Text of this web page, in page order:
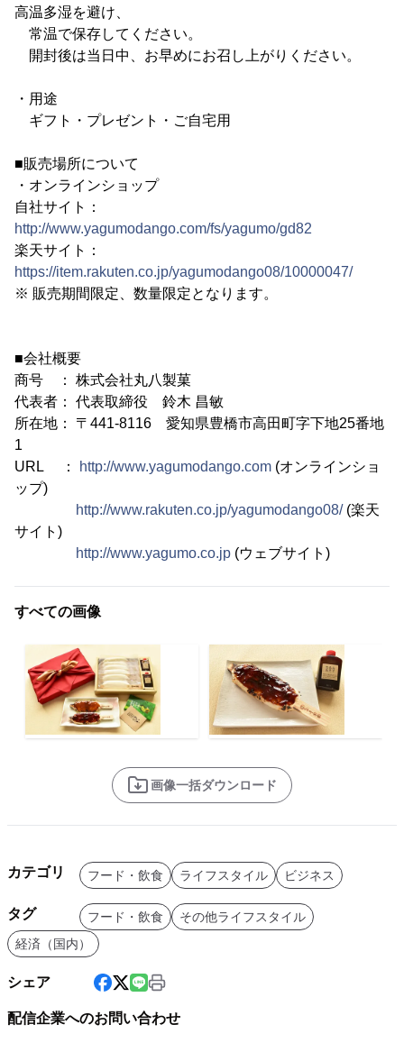
高温多湿を避け、
常温で保存してください。
開封後は当日中、お早めにお召し上がりください。
・用途
ギフト・プレゼント・ご自宅用
■販売場所について
・オンラインショップ
自社サイト：
http://www.yagumodango.com/fs/yagumo/gd82
楽天サイト：
https://item.rakuten.co.jp/yagumodango08/10000047/
※ 販売期間限定、数量限定となります。
■会社概要
商号 ： 株式会社丸八製菓
代表者： 代表取締役 鈴木 昌敏
所在地： 〒441-8116 愛知県豊橋市高田町字下地25番地
1
URL ：
http://www.yagumodango.com (オンラインショ
ップ)
http://www.rakuten.co.jp/yagumodango08/(楽天
サイト)
http://www.yagumo.co.jp (ウェブサイト)
すべての画像
画像一括ダウンロード
カテゴリ フード・飲食 ライフスタイル ビジネス
タグ フード・飲食
その他ライフスタイル
経済（国内）
シェア
配信企業へのお問い合わせ